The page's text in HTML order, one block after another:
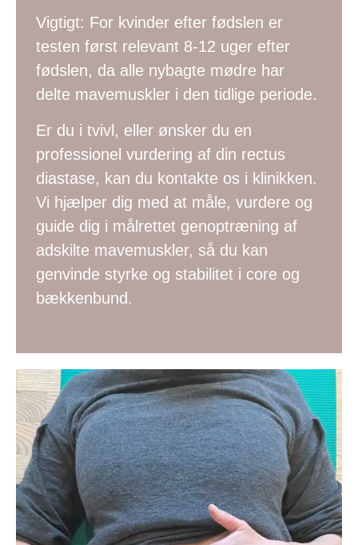
Vigtigt: For kvinder efter fødslen er
testen først relevant 8-12 uger efter
fødslen, da alle nybagte mødre har
delte mavemuskler i den tidlige periode.
Er du i tvivl, eller ønsker du en
professionel vurdering af din rectus
diastase, kan du kontakte os i klinikken.
Vi hjælper dig med at måle, vurdere og
guide dig i målrettet genoptræning af
adskilte mavemuskler, så du kan
genvinde styrke og stabilitet i core og
bækkenbund.